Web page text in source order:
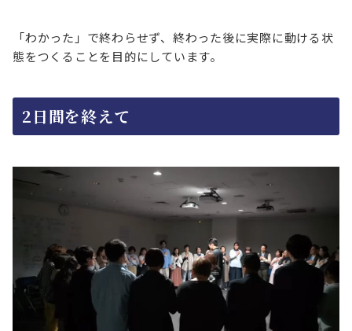
「わかった」で終わらせず、終わった後に実際に動ける状
態をつくることを目的にしています。
2日間を終えて